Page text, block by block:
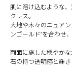
肌に溶け込むような
クレス。
大地や木々のニュア
ンゴールド"を合わせ
両面に施した穏やか
石の持つ透明感と輝き